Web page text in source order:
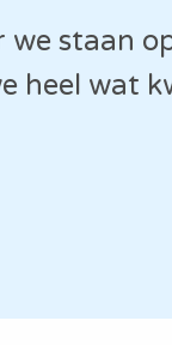
we staan
heel wat